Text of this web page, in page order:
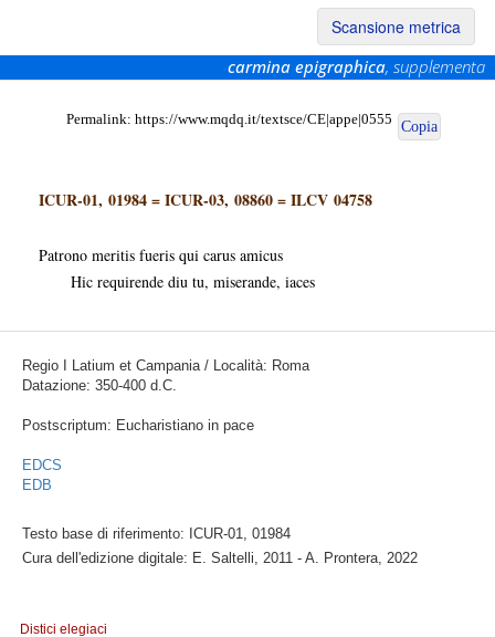
Scansione metrica
carmina epigraphica, supplementa
Permalink: https://www.mqdq.it/textsce/CE|appe|0555 Copia
ICUR-01, 01984=ICUR-03, 08860=ILCV 04758
Patrono meritis fueris qui carus amicus
Hic requirende diu tu, miserande, iaces
Regio I Latium et Campania / Località: Roma
Datazione: 350-400 d.C.
Postscriptum: Eucharistiano in pace
EDCS
EDB
Testo base di riferimento: ICUR-01, 01984
Cura dell'edizione digitale: E. Saltelli, 2011 - A. Prontera, 2022
Distici elegiaci